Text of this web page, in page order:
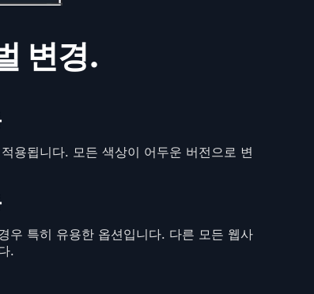
변경.
용됩니다. 모든 색상이 어두운 버전으로 변
우 특히 유용한 옵션입니다. 다른 모든 웹사
.